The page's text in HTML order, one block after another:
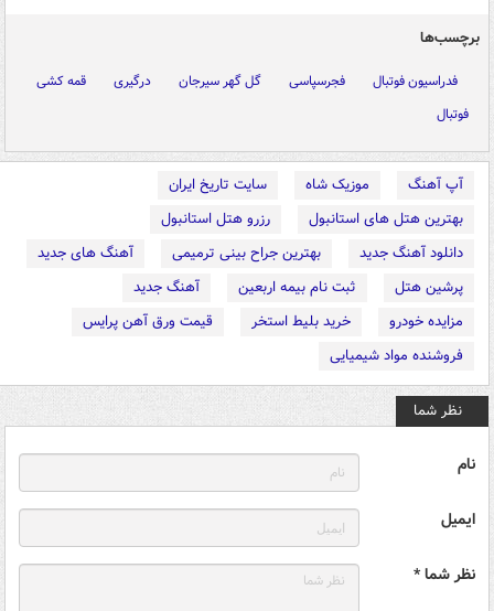
برچسب‌ها
فدراسیون فوتبال فجرسپاسی گل گهر سیرجان درگیری
قمه کشی
فوتبال
آپ آهنگ موزیک شاه
سایت تاریخ ایران
بهترین هتل های استانبول
رزرو هتل استانبول
دانلود آهنگ جدید
بهترین جراح بینی ترمیمی
آهنگ های جدید
پرشین هتل
ثبت نام بیمه اربعین
آهنگ جدید
مزایده خودرو
خرید بلیط استخر
قیمت ورق آهن پرایس
فروشنده مواد شیمیایی
نظر شما
نام
ایمیل
نظر شما *